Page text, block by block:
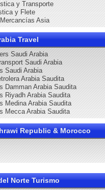
y Transporte
y Flete
Asia
Travel
Saudi Arabia
Saudi Arabia
Saudi Arabia
Arabia Saudita
Damman Arabia Saudita
Riyadh Arabia Saudita
Medina Arabia Saudita
Mecca Arabia Saudita
Republic & Morocco
Norte Turismo